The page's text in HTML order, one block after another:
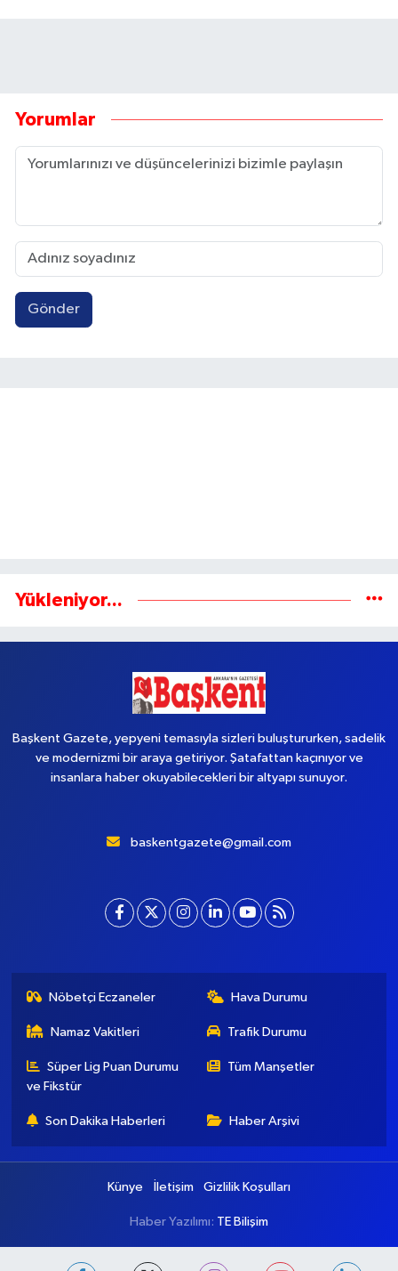
Yorumlar
ve modernizmi bir araya getiriyor. Şatafattan kaçınıyor ve
baskentgazete@gmail.com
Nöbetçi Eczaneler
Namaz Vakitleri Trafik Durumu